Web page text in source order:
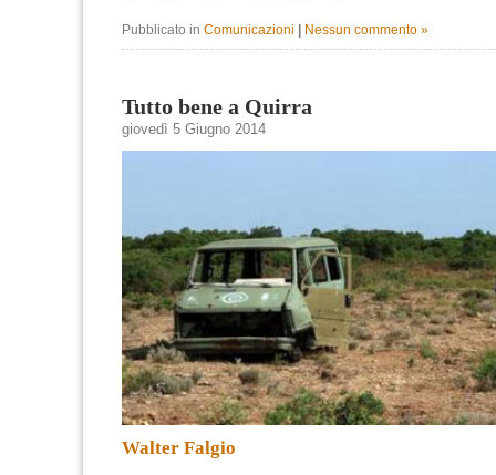
Pubblicato in Comunicazioni | Nessun commento »
Tutto bene a Quirra
giovedì 5 Giugno 2014
Walter Falgio